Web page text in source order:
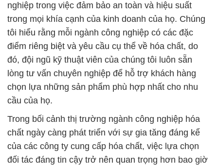
nghiệp trong việc đảm bảo an toàn và hiệu suất
trong mọi khía cạnh của kinh doanh của họ. Chúng
tôi hiểu rằng mỗi ngành công nghiệp có các đặc
điểm riêng biệt và yêu cầu cụ thể về hóa chất, do
đó, đội ngũ kỹ thuật viên của chúng tôi luôn sẵn
lòng tư vấn chuyên nghiệp để hỗ trợ khách hàng
chọn lựa những sản phẩm phù hợp nhất cho nhu
cầu của họ.
Trong bối cảnh thị trường ngành công nghiệp hóa
chất ngày càng phát triển với sự gia tăng đáng kể
của các công ty cung cấp hóa chất, việc lựa chọn
đối tác đáng tin cậy trở nên quan trọng hơn bao giờ